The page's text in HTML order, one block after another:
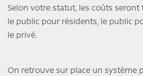
Selon votre statut, les coûts
le public pour résidents, le public
le privé.
On retrouve sur place un système